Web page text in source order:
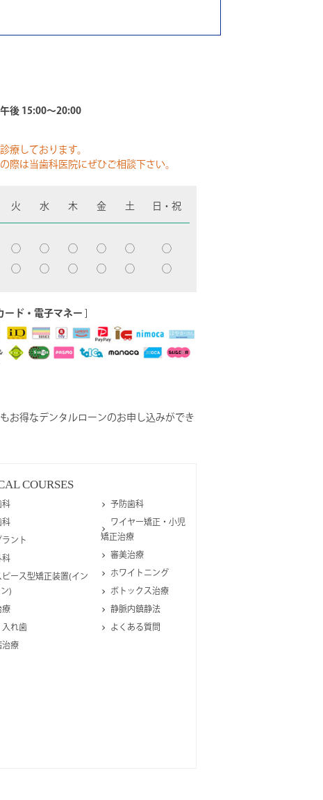
後 15:00～20:00
療しております。
際は当歯科医院にぜひご相談下さい。
火 水 木 金 土 日・祝
◯ ◯ ◯ ◯ ◯ ◯
◯ ◯ ◯ ◯ ◯ ◯
ード・電子マネー ]
お得なデンタルローンのお申し込みができ
COURSES
科
科
ラント
科
ピース型矯正装置(イン
)
療
入れ歯
治療
予防歯科
ワイヤー矯正・小児
矯正治療
審美治療
ホワイトニング
ボトックス治療
静脈内鎮静法
よくある質問